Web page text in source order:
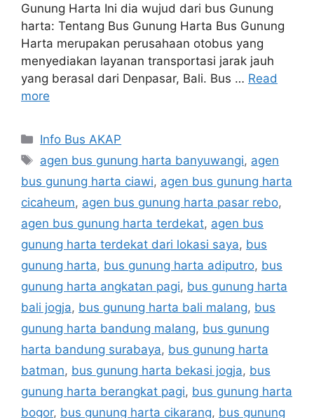
Gunung Harta Ini dia wujud dari bus Gunung
harta: Tentang Bus Gunung Harta Bus Gunung
Harta merupakan perusahaan otobus yang
menyediakan layanan transportasi jarak jauh
yang berasal dari Denpasar, Bali. Bus … Read
more
Categories
Info Bus AKAP
Tags
agen bus gunung harta banyuwangi, agen
bus gunung harta ciawi, agen bus gunung harta
cicaheum, agen bus gunung harta pasar rebo,
agen bus gunung harta terdekat, agen bus
gunung harta terdekat dari lokasi saya, bus
gunung harta, bus gunung harta adiputro, bus
gunung harta angkatan pagi, bus gunung harta
bali jogja, bus gunung harta bali malang, bus
gunung harta bandung malang, bus gunung
harta bandung surabaya, bus gunung harta
batman, bus gunung harta bekasi jogja, bus
gunung harta berangkat pagi, bus gunung harta
bogor, bus gunung harta cikarang, bus gunung